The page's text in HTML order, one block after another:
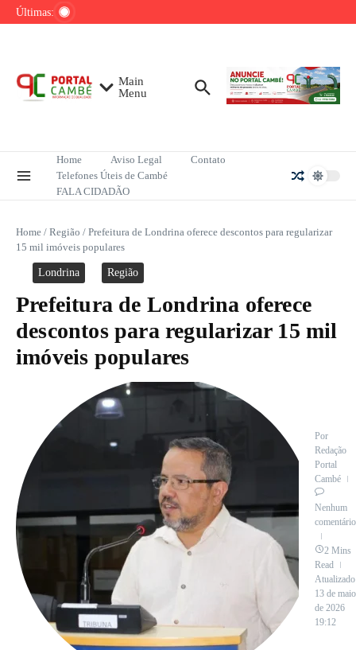
Ir para o conteúdo
Últimas:
Bia Haddad anuncia pausa nas competições
domingo; veja como apostar
Main
Menu
Home Aviso Legal
Contato
Telefones Úteis de Cambé
FALA CIDADÃO
Home / Região / Prefeitura de Londrina oferece descontos para regularizar
15 mil imóveis populares
Londrina Região
Prefeitura de Londrina oferece
descontos para regularizar 15 mil
imóveis populares
Por
Redação
Portal
Cambé
Nenhum
comentário
2 Mins
Read
13 de maio
de 2026
19:12